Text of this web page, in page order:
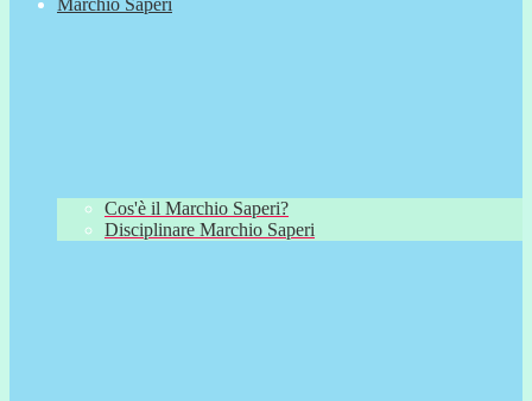
Marchio Saperi
Cos'è il Marchio Saperi?
Disciplinare Marchio Saperi